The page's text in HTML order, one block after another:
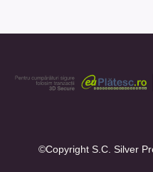
©Copyright S.C. Silver